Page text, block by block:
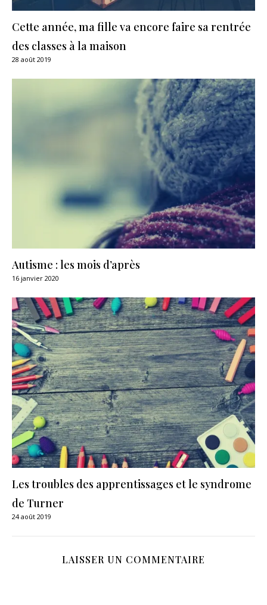
Cette année, ma fille va encore faire sa rentrée
des classes à la maison
28 août 2019
Autisme : les mois d’après
16 janvier 2020
Les troubles des apprentissages et le syndrome
de Turner
24 août 2019
LAISSER UN COMMENTAIRE